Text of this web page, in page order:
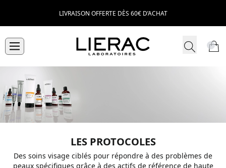
LIVRAISON OFFERTE DÈS 60€ D’ACHAT
LES PROTOCOLES
Des soins visage ciblés pour répondre à des problèmes de
peaux spécifiques grâce à des actifs de référence de haute